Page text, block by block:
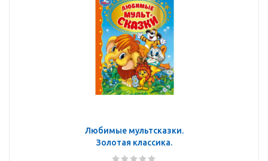
Любимые мультсказки.
Золотая классика.
197х255 мм. 7БЦ. 96 стр.